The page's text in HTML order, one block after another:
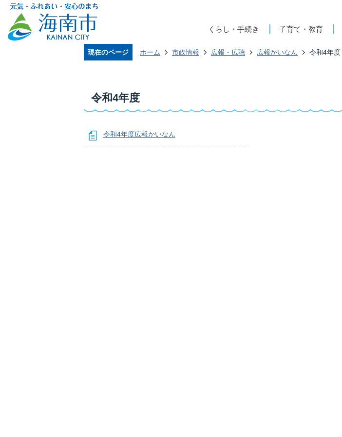
くらし・手続き 子育て・教育
現在のページ ホーム 市政情報 広報・広聴 広報かいなん 令和4年度
令和4年度
令和4年度広報かいなん